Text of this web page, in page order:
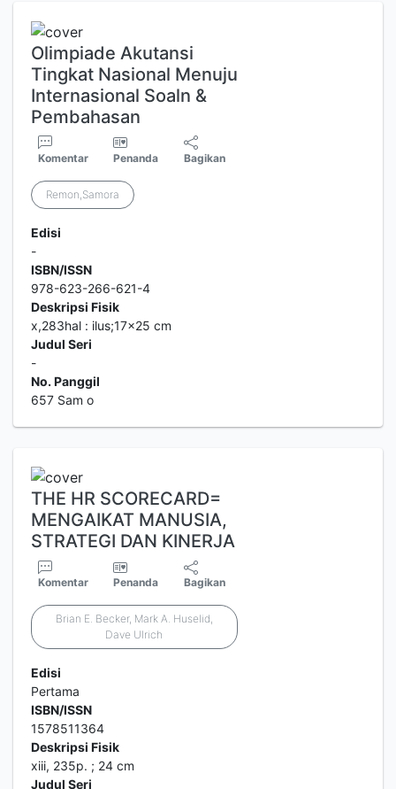
Olimpiade Akutansi
Tingkat Nasional Menuju
Internasional Soaln &
Pembahasan
Komentar Penanda Bagikan
Remon,Samora
Edisi
-
ISBN/ISSN
978-623-266-621-4
Deskripsi Fisik
x,283hal : ilus;17x25 cm
Judul Seri
-
No. Panggil
657 Sam o
THE HR SCORECARD=
MENGAIKAT MANUSIA,
STRATEGI DAN KINERJA
Komentar Penanda Bagikan
Brian E. Becker, Mark A. Huselid,
Dave Ulrich
Edisi
Pertama
ISBN/ISSN
1578511364
Deskripsi Fisik
xiii, 235p. ; 24 cm
Judul Seri